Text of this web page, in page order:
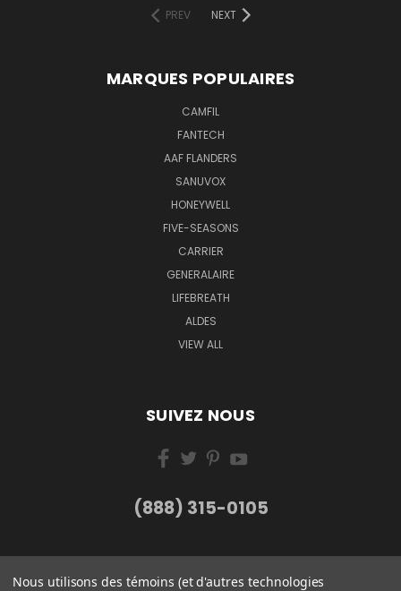
PREV
NEXT
MARQUES POPULAIRES
CAMFIL
FANTECH
AAF FLANDERS
SANUVOX
HONEYWELL
FIVE-SEASONS
CARRIER
GENERALAIRE
LIFEBREATH
ALDES
VIEW ALL
SUIVEZ NOUS
(888) 315-0105
Nous utilisons des témoins (et d'autres technologies